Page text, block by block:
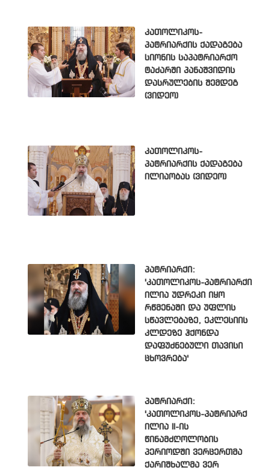
კათოლიკოს-
პატრიარქის ქადაგება
სიონის საპატრიარქო
ტაძარში პანაშვიდის
დასრულების შემდეგ
(ვიდეო)
კათოლიკოს-
პატრიარქის ქადაგება
ილიაობას (ვიდეო)
პატრიარქი:
'კათოლიკოს-პატრიარქი
ილია უდრეკი იყო
რწმენაში და უფლის
სწავლებაზე, ეკლესიის
კლდეზე ჰქონდა
დაფუძნებული თავისი
ცხოვრება'
პატრიარქი:
'კათოლიკოს-პატრიარქ
ილია II-ის
წინამძღოლობის
პერიოდში ვერცერთმა
ქარიშხალმა ვერ